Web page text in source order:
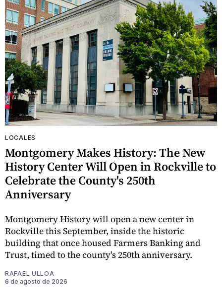
LOCALES
Montgomery Makes History: The New
History Center Will Open in Rockville to
Celebrate the County's 250th
Anniversary
Montgomery History will open a new center in
Rockville this September, inside the historic
building that once housed Farmers Banking and
Trust, timed to the county's 250th anniversary.
RAFAEL ULLOA
6 de agosto de 2026